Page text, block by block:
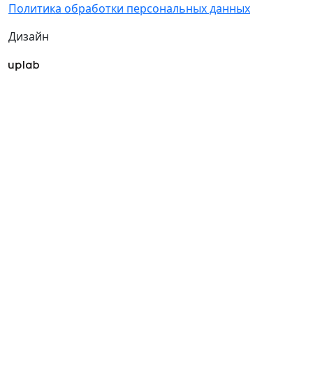
Политика обработки персональных данных
Дизайн